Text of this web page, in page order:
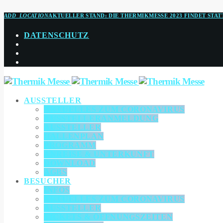
ADD_LOCATIONAKTUELLER STAND:DIE THERMIKMESSE 2023 FINDET
DATENSCHUTZ
AUSSTELLER
AKTUELLES ZUM CORONAVIRUS
AUSSTELLERANMELDUNG
AUSSTELLER
HALLENPLAN
PROGRAMM
ANREISE & UNTERKUNFT
DOWNLOAD
AGBS
BESUCHER
INFOS
AKTUELLES ZUM CORONAVIRUS
AUSSTELLER
TICKETS & ÖFFNUNGSZEITEN